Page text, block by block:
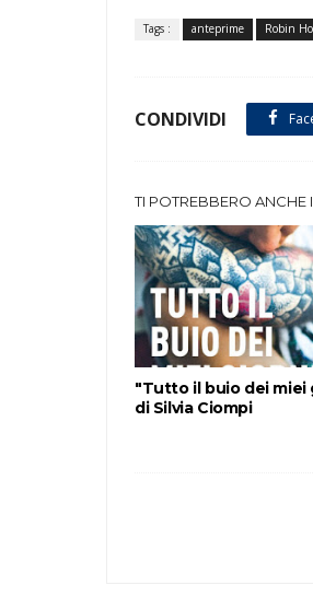
Tags : anteprime Robin
CONDIVIDI
TI POTREBBERO ANCHE
"Tutto il buio dei miei
di Silvia Ciompi